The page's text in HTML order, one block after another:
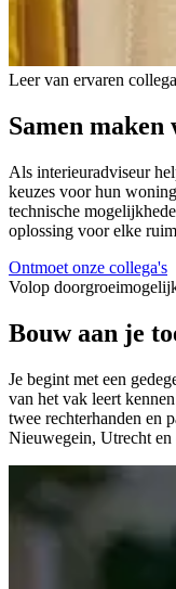
Leer van ervaren
Samen maken
Als interieuradviseur
keuzes voor hun
technische
oplossing voor elke
Ontmoet onze collega's
Volop
Bouw aan je
Je begint met een
van het vak leert
twee rechterhanden en
Nieuwegein, Utrecht